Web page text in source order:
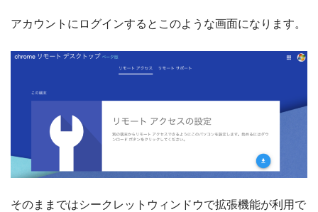
アカウントにログインするとこのような画面になります。
そのままではシークレットウィンドウで拡張機能が利用で